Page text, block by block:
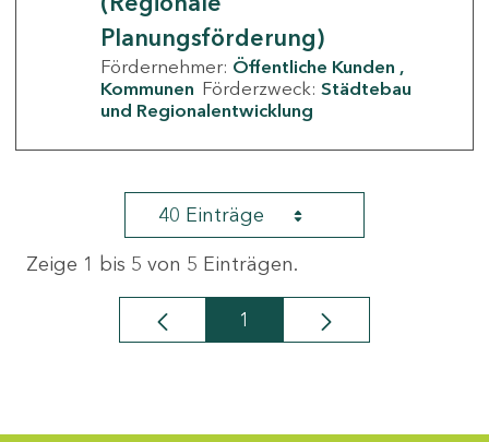
Planungsförderung)
Fördernehmer: Öffentliche Kunden
Kommunen Förderzweck: Städtebau
und Regionalentwicklung
40 Einträge
Zeige 1 bis 5 von 5 Einträgen.
Seite
1